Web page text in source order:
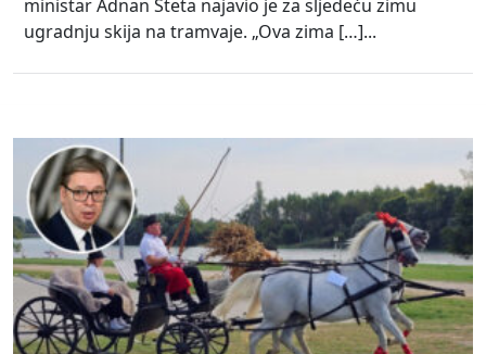
ministar Adnan Šteta najavio je za sljedeću zimu
ugradnju skija na tramvaje. „Ova zima […]...